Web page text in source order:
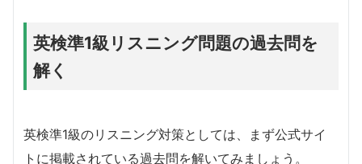
英検準1級リスニング問題の過去問を
解く
英検準1級のリスニング対策としては、まず公式サイ
トに掲載されている過去問を解いてみましょう。